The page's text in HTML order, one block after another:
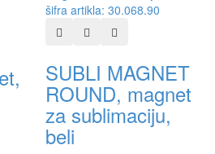
Dodaj u listu želja
Dodaj u listu za
SUBLI MAGNET
ROUND, magnet
za sublimaciju,
beli